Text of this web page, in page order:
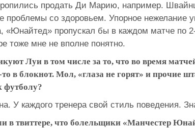
продать Ди Марию, например.
проблемы со здоровьем. Упорное нежелание
«Юнайтед» пропускал бы в каждом матче по
тоже мне не вполне понятно.
Луи в том числе за то, что во время
в блокнот. Мол, «глаза не горят» и прочие
футболу?
У каждого тренера свой стиль поведения.
в твиттере, что болельщики «Манчестер